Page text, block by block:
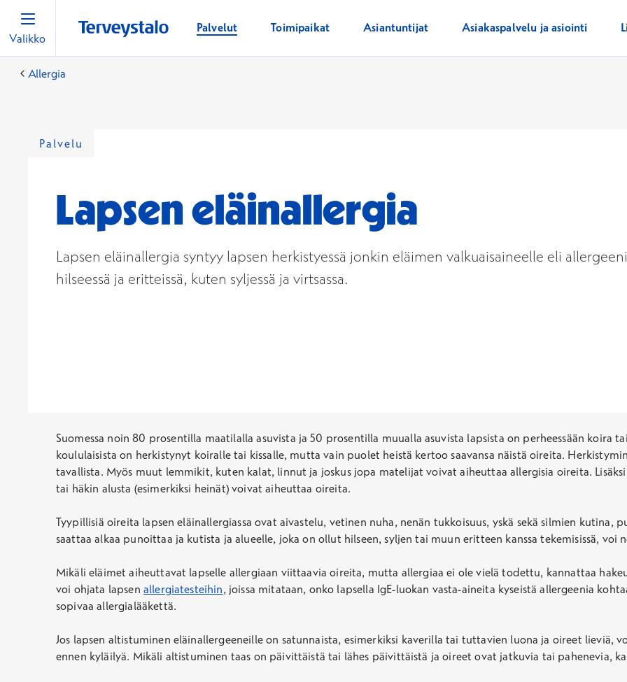
Valikko
Palvelut Toimipaikat Asiantuntijat Asiakaspalvelu ja asiointi
Allergia
Palvelu
Lapsen eläinallergia
Lapsen eläinallergia syntyy lapsen herkistyessä jonkin eläimen valkuaisaineelle eli
hilseessä ja eritteissä, kuten syljessä ja virtsassa.
Suomessa noin 80 prosentilla maatilalla asuvista ja 50 prosentilla muualla asuvista lapsista on perheessään koira
koululaisista on herkistynyt koiralle tai kissalle, mutta vain puolet heistä kertoo saavansa näistä oireita.
tavallista. Myös muut lemmikit, kuten kalat, linnut ja joskus jopa matelijat voivat aiheuttaa allergisia oireita.
tai häkin alusta (esimerkiksi heinät) voivat aiheuttaa oireita.
Tyypillisiä oireita lapsen eläinallergiassa ovat aivastelu, vetinen nuha, nenän tukkoisuus, yskä sekä silmien kutina,
saattaa alkaa punoittaa ja kutista ja alueelle, joka on ollut hilseen, syljen tai muun eritteen kanssa tekemisissä, voi
Mikäli eläimet aiheuttavat lapselle allergiaan viittaavia oireita, mutta allergiaa ei ole vielä todettu, kannattaa
voi ohjata lapsen allergiatesteihin, joissa mitataan, onko lapsella IgE-luokan vasta-aineita kyseistä allergeenia
sopivaa allergialääkettä.
Jos lapsen altistuminen eläinallergeeneille on satunnaista, esimerkiksi kaverilla tai tuttavien luona ja oireet lieviä,
ennen kyläilyä. Mikäli altistuminen taas on päivittäistä tai lähes päivittäistä ja oireet ovat jatkuvia tai pahenevia,